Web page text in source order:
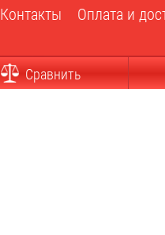
Контакты Оплата и
Сравнить